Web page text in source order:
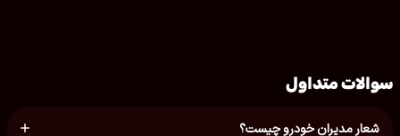
سوالات متداول
شعار مدیران خودرو چیست؟